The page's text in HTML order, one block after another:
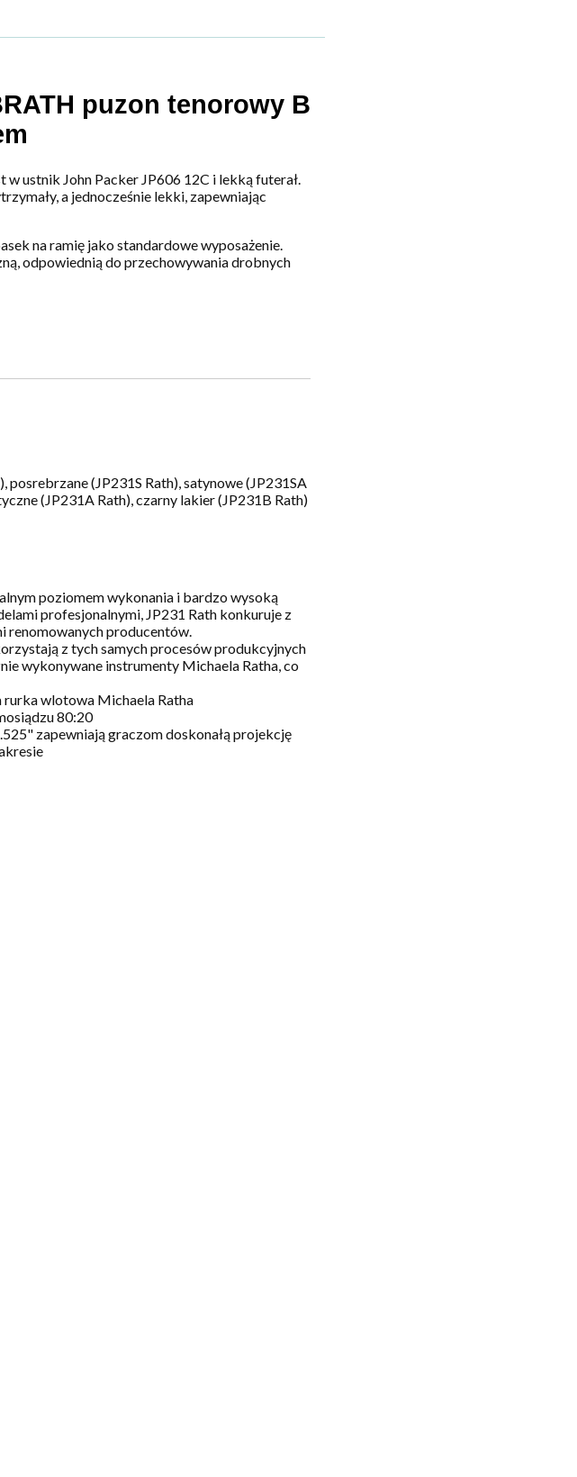
puzon tenorowy B
ustnik John Packer JP606 12C i lekką futerał.
a jednocześnie lekki, zapewniając
na ramię jako standardowe wyposażenie.
odpowiednią do przechowywania drobnych
(JP231S Rath), satynowe (JP231SA
(JP231A Rath), czarny lakier (JP231B Rath)
poziomem wykonania i bardzo wysoką
profesjonalnymi, JP231 Rath konkuruje z
renomowanych producentów.
z tych samych procesów produkcyjnych
wykonywane instrumenty Michaela Ratha, co
wlotowa Michaela Ratha
80:20
zapewniają graczom doskonałą projekcję